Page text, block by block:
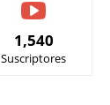
1,540
Suscriptores